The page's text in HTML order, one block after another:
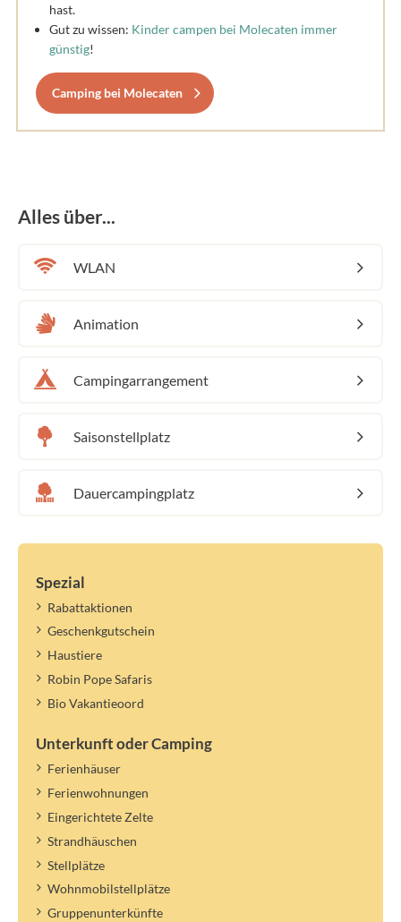
hast.
Gut zu wissen: Kinder campen bei Molecaten immer
günstig!
Camping bei Molecaten
Alles über...
WLAN
Animation
Campingarrangement
Saisonstellplatz
Dauercampingplatz
Spezial
Rabattaktionen
Geschenkgutschein
Haustiere
Robin Pope Safaris
Bio Vakantieoord
Unterkunft oder Camping
Ferienhäuser
Ferienwohnungen
Eingerichtete Zelte
Strandhäuschen
Stellplätze
Wohnmobilstellplätze
Gruppenunterkünfte